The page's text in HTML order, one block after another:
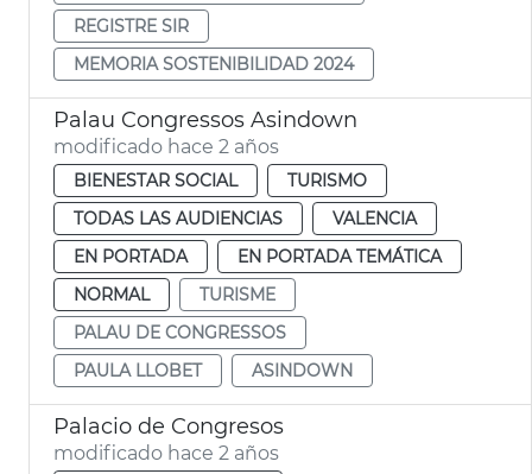
REGISTRE SIR
MEMORIA SOSTENIBILIDAD 2024
Palau Congressos Asindown
modificado hace 2 años
BIENESTAR SOCIAL
TURISMO
TODAS LAS AUDIENCIAS
VALENCIA
EN PORTADA
EN PORTADA TEMÁTICA
NORMAL
TURISME
PALAU DE CONGRESSOS
PAULA LLOBET
ASINDOWN
Palacio de Congresos
modificado hace 2 años